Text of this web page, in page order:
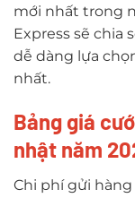
mới nhất trong
Express sẽ chia
dễ dàng lựa
nhất.
Bảng giá
nhật năm
Chi phí gửi